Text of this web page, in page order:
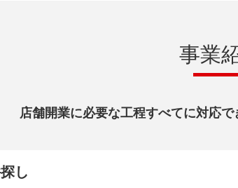
事業
店舗開業に必要な工程すべてに対応
し